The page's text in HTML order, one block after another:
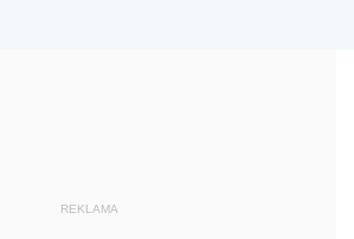
REKLAMA